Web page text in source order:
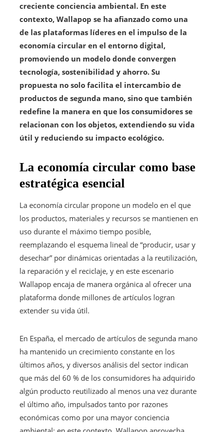
creciente conciencia ambiental. En este
contexto, Wallapop se ha afianzado como una
de las plataformas líderes en el impulso de la
economía circular en el entorno digital,
promoviendo un modelo donde convergen
tecnología, sostenibilidad y ahorro. Su
propuesta no solo facilita el intercambio de
productos de segunda mano, sino que también
redefine la manera en que los consumidores se
relacionan con los objetos, extendiendo su vida
útil y reduciendo su impacto ecológico.
La economía circular como base
estratégica esencial
La economía circular propone un modelo en el que
los productos, materiales y recursos se mantienen en
uso durante el máximo tiempo posible,
reemplazando el esquema lineal de “producir, usar y
desechar” por dinámicas orientadas a la reutilización,
la reparación y el reciclaje, y en este escenario
Wallapop encaja de manera orgánica al ofrecer una
plataforma donde millones de artículos logran
extender su vida útil.
En España, el mercado de artículos de segunda mano
ha mantenido un crecimiento constante en los
últimos años, y diversos análisis del sector indican
que más del 60 % de los consumidores ha adquirido
algún producto reutilizado al menos una vez durante
el último año, impulsados tanto por razones
económicas como por una mayor conciencia